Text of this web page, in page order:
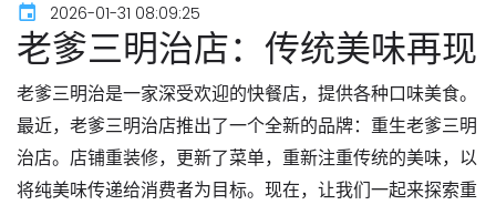
2026-01-31 08:09:25
老爹三明治店：传统美味再现
老爹三明治是一家深受欢迎的快餐店，提供各种口味美食。
最近，老爹三明治店推出了一个全新的品牌：重生老爹三明
治店。店铺重装修，更新了菜单，重新注重传统的美味，以
将纯美味传递给消费者为目标。现在，让我们一起来探索重